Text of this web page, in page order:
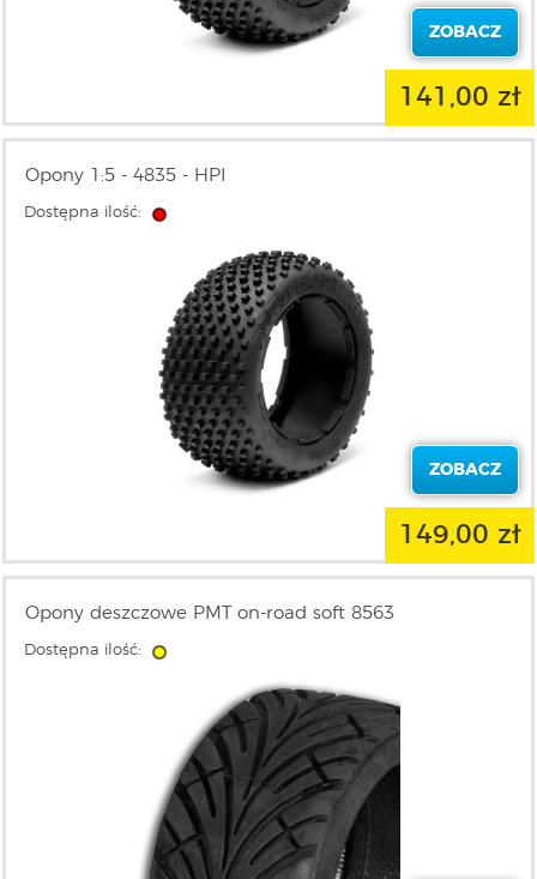
ZOBACZ
141,00 zł
Opony 1:5 - 4835 - HPI
Dostępna ilość:
ZOBACZ
149,00 zł
Opony deszczowe PMT on-road soft 8563
Dostępna ilość: